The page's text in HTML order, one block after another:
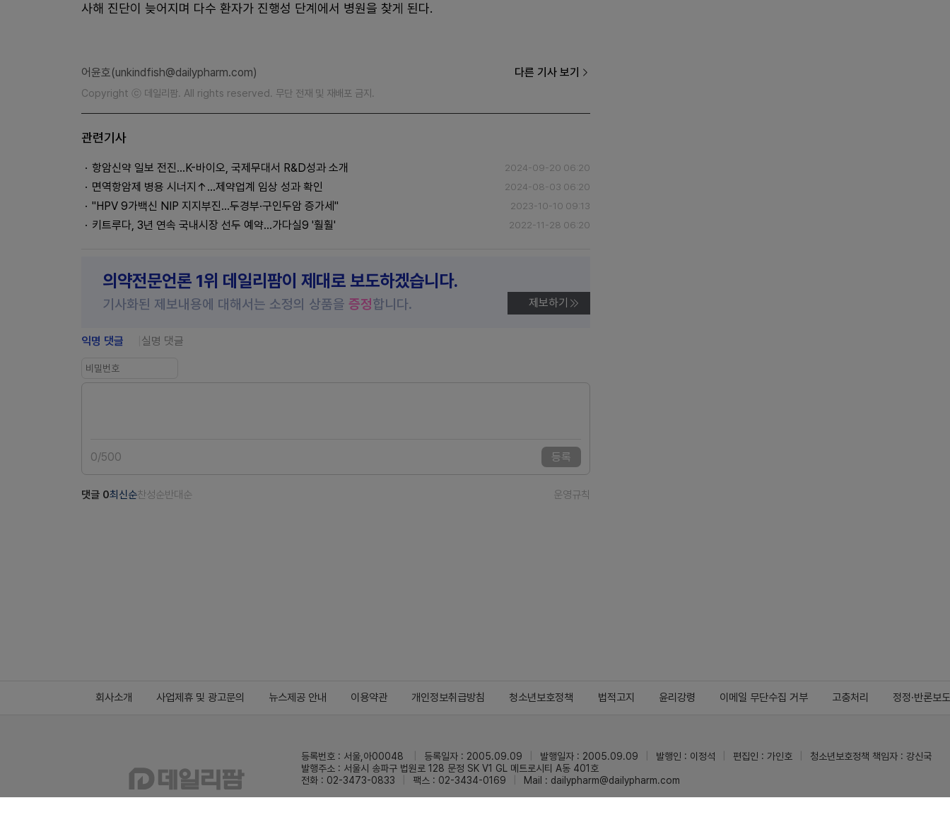
사해 진단이 늦어지며 다수 환자가 진행성 단계에서 병원을 찾게 된다.
어윤호(unkindfish@dailypharm.com) 다른 기사 보기
Copyright ⓒ 데일리팜. All rights reserved. 무단 전재 및 재배포 금지.
관련기사
항암신약 일보 전진…K-바이오, 국제무대서 R&D성과 소개 2024-09-20 06:20
면역항암제 병용 시너지↑…제약업계 임상 성과 확인 2024-08-03 06:20
"HPV 9가백신 NIP 지지부진…두경부·구인두암 증가세" 2023-10-10 09:13
키트루다, 3년 연속 국내시장 선두 예약...가다실9 '훨훨' 2022-11-28 06:20
의약전문언론 1위 데일리팜이 제대로 보도하겠습니다.
기사화된 제보내용에 대해서는 소정의 상품을 증정합니다. 제보하기
익명 댓글 실명 댓글
0/500 등록
댓글 0최신순찬성순반대순 운영규칙
회사소개 사업제휴 및 광고문의 뉴스제공 안내 이용약관 개인정보취급방침 청소년보호정책 법적고지 윤리강령 이메일 무단수집 거부 고충처리 정정·반론보도
등록번호 : 서울,아00048 등록일자 : 2005.09.09 발행일자 : 2005.09.09 발행인 : 이정석 편집인 : 가인호
청소년보호정책 책임자 : 강신국
발행주소 : 서울시 송파구 법원로 128 문정 SK V1 GL 메트로시티 A동 401호
전화 : 02-3473-0833
팩스 : 02-3434-0169 Mail : dailypharm@dailypharm.com